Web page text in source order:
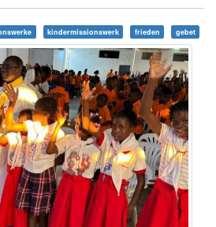
kindermissionswerk frieden gebet